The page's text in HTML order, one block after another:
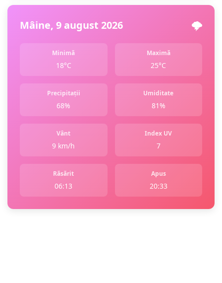
Mâine, 9 august 2026 🌩️
Minimă
18°C
Maximă
25°C
Precipitații
68%
Umiditate
81%
Vânt
9 km/h
Index UV
7
Răsărit
06:13
Apus
20:33